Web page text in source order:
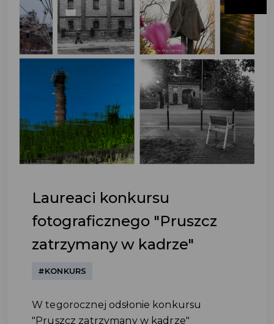
Laureaci konkursu
fotograficznego "Pruszcz
zatrzymany w kadrze"
#KONKURS
W tegorocznej odsłonie konkursu
"Pruszcz zatrzymany w kadrze"